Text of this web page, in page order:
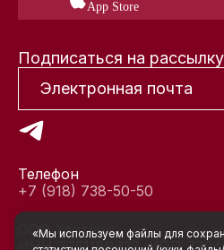
App Store
Подписаться на рассылку
Телефон
+7 (918) 738-50-50
ООО Хантерс
ИНН 7751189433, КПП
«Мы используем файлы для